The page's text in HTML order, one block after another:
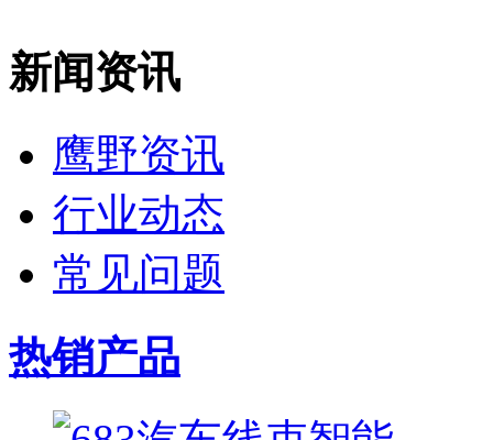
新闻资讯
鹰野资讯
行业动态
常见问题
热销产品